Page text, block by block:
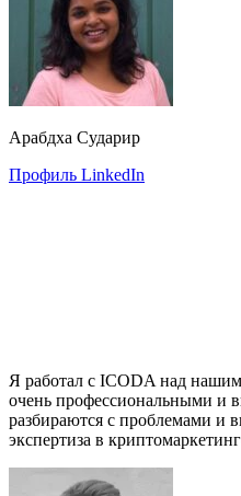
Арабдха Сударир
Профиль LinkedIn
Я работал с ICODA над
очень профессиональными и
разбираются с проблемами и
экспертиза в